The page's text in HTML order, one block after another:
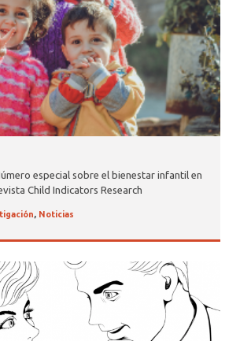
especial sobre el bienestar infantil en
Child Indicators Research
, Noticias